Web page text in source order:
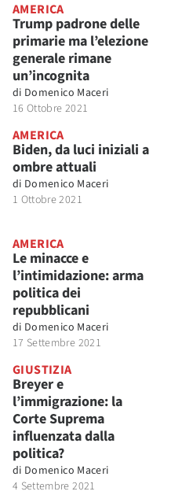
AMERICA
Trump padrone delle
primarie ma l’elezione
generale rimane
un’incognita
di Domenico Maceri
16 Ottobre 2021
AMERICA
Biden, da luci iniziali a
ombre attuali
di Domenico Maceri
1 Ottobre 2021
AMERICA
Le minacce e
l’intimidazione: arma
politica dei
repubblicani
di Domenico Maceri
17 Settembre 2021
GIUSTIZIA
Breyer e
l’immigrazione: la
Corte Suprema
influenzata dalla
politica?
di Domenico Maceri
4 Settembre 2021